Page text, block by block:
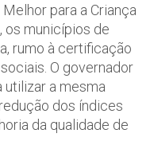
para a Criança
os municípios de
rumo à certificação
O governador
utilizar a mesma
dos índices
da qualidade de